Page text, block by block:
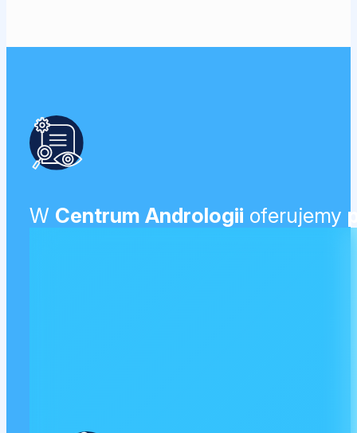
W Centrum Andrologii oferujemy